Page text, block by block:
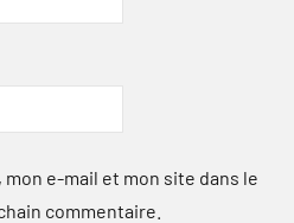
e-mail et mon site dans le
commentaire.